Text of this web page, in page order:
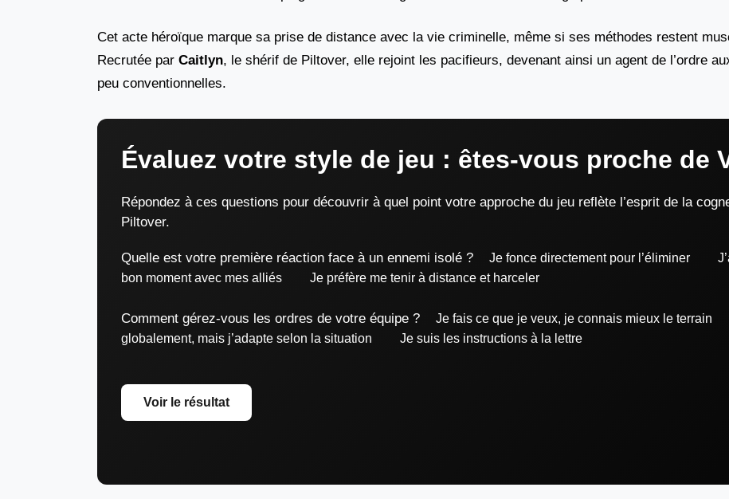
Cet acte héroïque marque sa prise de distance avec la vie criminelle, même si ses méthodes restent
Recrutée par Caitlyn, le shérif de Piltover, elle rejoint les pacifieurs, devenant ainsi un agent de l’ordre
peu conventionnelles.
Évaluez votre style de jeu : êtes-vous proche de
Répondez à ces questions pour découvrir à quel point votre approche du jeu reflète l’esprit de la
Piltover.
Quelle est votre première réaction face à un ennemi isolé ? Je fonce directement pour l’éliminer
bon moment avec mes alliés
Je préfère me tenir à distance et harceler
Comment gérez-vous les ordres de votre équipe ? Je fais ce que je veux, je connais mieux le terrain
globalement, mais j’adapte selon la situation
Je suis les instructions à la lettre
Voir le résultat